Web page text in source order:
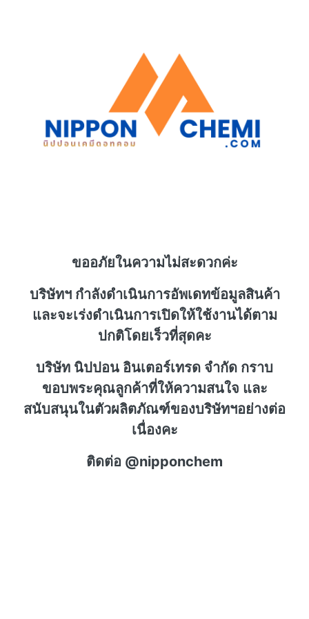
ขออภัยในความไม่สะดวกค่ะ
บริษัทฯ กำลังดำเนินการอัพเดทข้อมูลสินค้า
และจะเร่งดำเนินการเปิดให้ใช้งานได้ตาม
ปกติโดยเร็วที่สุดคะ
บริษัท นิปปอน อินเตอร์เทรด จำกัด กราบ
ขอบพระคุณลูกค้าที่ให้ความสนใจ และ
สนับสนุนในตัวผลิตภัณฑ์ของบริษัทฯอย่างต่อ
เนื่องคะ
ติดต่อ @nipponchem